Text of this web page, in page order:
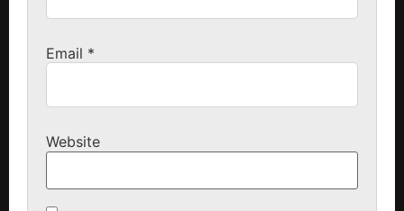
Email *
Website